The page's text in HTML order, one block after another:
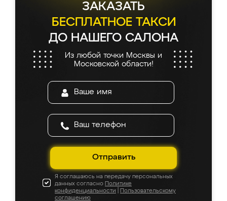
ЗАКАЗАТЬ
БЕСПЛАТНОЕ ТАКСИ
ДО НАШЕГО САЛОНА
Из любой точки Москвы и
Московской области!
Отправить
Я соглашаюсь на передачу персональных
данных согласно Политике
конфиденциальности
Пользовательскому
соглашению